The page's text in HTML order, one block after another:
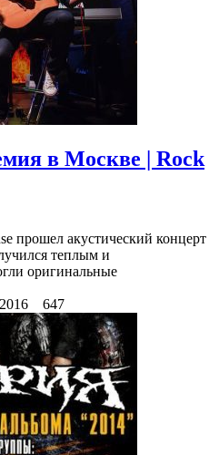
в Москве | Rock
прошел акустический концерт
теплым и
оригинальные
647